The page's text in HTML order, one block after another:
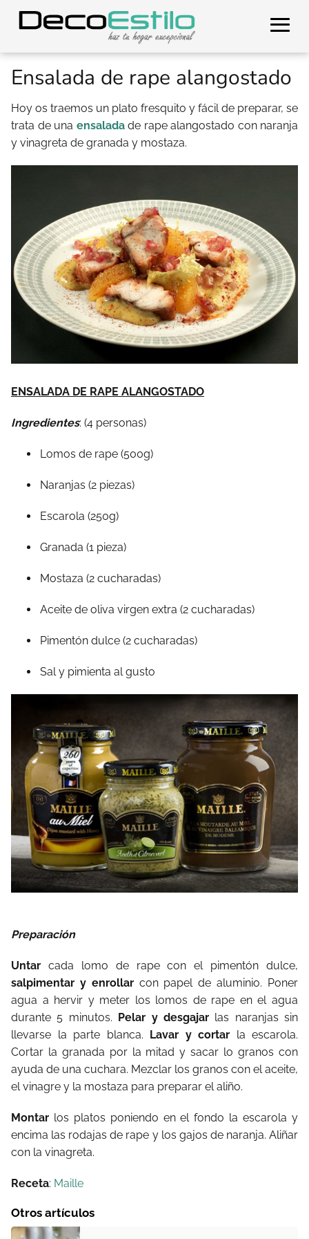
Ensalada de rape alangostado
Hoy os traemos un plato fresquito y fácil de preparar, se
trata de una ensaladade rape alangostado con naranja
y vinagreta de granada y mostaza.
ENSALADA DE RAPE ALANGOSTADO
Ingredientes: (4 personas)
Lomos de rape (500g)
Naranjas (2 piezas)
Escarola (250g)
Granada (1 pieza)
Mostaza (2 cucharadas)
Aceite de oliva virgen extra (2 cucharadas)
Pimentón dulce (2 cucharadas)
Sal y pimienta al gusto
Preparación
Untar cada lomo de rape con el pimentón dulce,
salpimentar y enrollarcon papel de aluminio. Poner
agua a hervir y meter los lomos de rape en el agua
durante 5 minutos. Pelar y desgajarlas naranjas sin
llevarse la parte blanca. Lavar y cortar la escarola.
Cortar la granada por la mitad y sacar lo granos con
ayuda de una cuchara. Mezclar los granos con el aceite,
el vinagre y la mostaza para preparar el aliño.
Montar los platos poniendo en el fondo la escarola y
encima las rodajas de rape y los gajos de naranja. Aliñar
con la vinagreta.
Receta: Maille
Otros artículos